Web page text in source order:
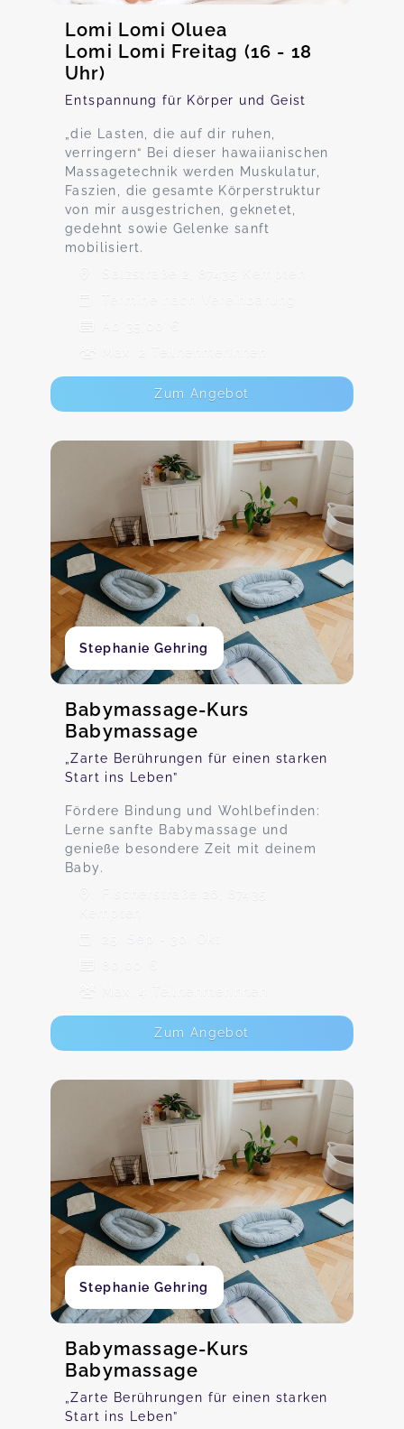
Lomi Lomi Oluea
Lomi Lomi Freitag (16 - 18
Uhr)
Entspannung für Körper und Geist
„die Lasten, die auf dir ruhen,
verringern“ Bei dieser hawaiianischen
Massagetechnik werden Muskulatur,
Faszien, die gesamte Körperstruktur
von mir ausgestrichen, geknetet,
gedehnt sowie Gelenke sanft
mobilisiert.
Salzstraße 2, 87435 Kempten
Termine nach Vereinbarung
Ab 35,00 €
Max. 2 TeilnehmerInnen
Zum Angebot
Stephanie Gehring
Babymassage-Kurs
Babymassage
„Zarte Berührungen für einen starken
Start ins Leben”
Fördere Bindung und Wohlbefinden:
Lerne sanfte Babymassage und
genieße besondere Zeit mit deinem
Baby.
Fischerstraße 26, 87435
Kempten
25. Sep - 30. Okt
80,00 €
Max. 4 TeilnehmerInnen
Zum Angebot
Stephanie Gehring
Babymassage-Kurs
Babymassage
„Zarte Berührungen für einen starken
Start ins Leben”